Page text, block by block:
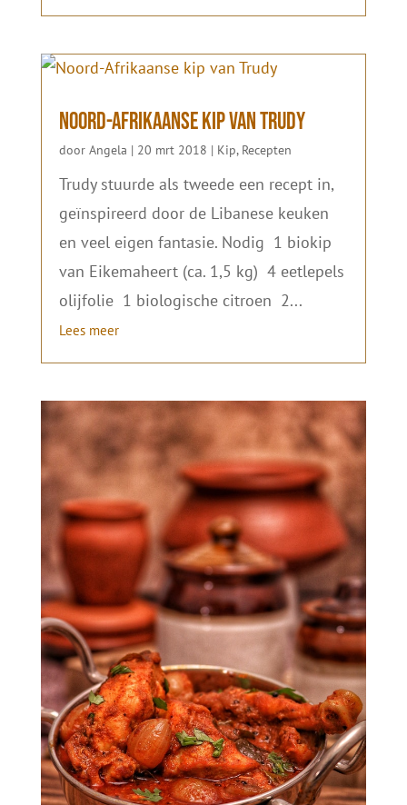
Noord-Afrikaanse kip van Trudy
door Angela | 20 mrt 2018 | Kip, Recepten
Trudy stuurde als tweede een recept in,
geïnspireerd door de Libanese keuken
en veel eigen fantasie. Nodig 1 biokip
van Eikemaheert (ca. 1,5 kg) 4 eetlepels
olijfolie 1 biologische citroen 2...
Lees meer